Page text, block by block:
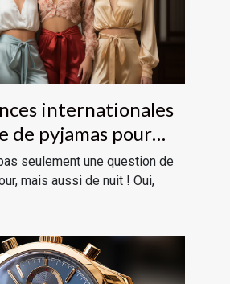
internationales
de pyjamas pour
seulement une question de
mais aussi de nuit ! Oui,